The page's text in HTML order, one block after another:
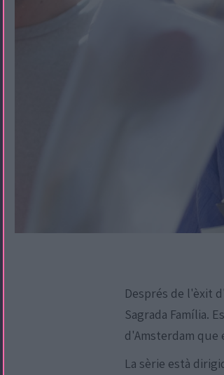
Després de l'èxit d'
Sagrada Família.
d'Amsterdam que
La sèrie està